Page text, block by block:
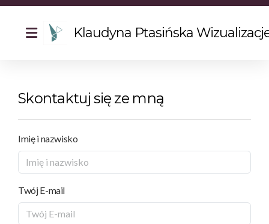
Klaudyna Ptasińska
Skontaktuj się ze mną
Imię i nazwisko
Twój E-mail